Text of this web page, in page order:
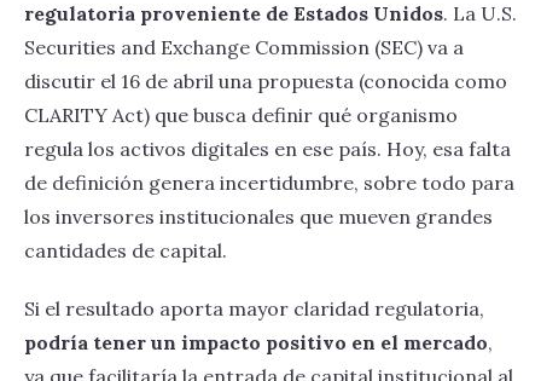
regulatoria proveniente de Estados Unidos. La U.S.
Securities and Exchange Commission (SEC) va a
discutir el 16 de abril una propuesta (conocida como
CLARITY Act) que busca definir qué organismo
regula los activos digitales en ese país. Hoy, esa falta
de definición genera incertidumbre, sobre todo para
los inversores institucionales que mueven grandes
cantidades de capital.
Si el resultado aporta mayor claridad regulatoria,
podría tener un impacto positivo en el mercado,
ya que facilitaría la entrada de capital institucional al